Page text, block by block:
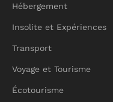
Hébergement
Insolite et Expériences
Transport
Voyage et Tourisme
Écotourisme